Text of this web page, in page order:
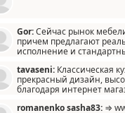
Gor:Сейчас рынок
причем предлагают
исполнение и
мало походит на
и что главное -
ненужных наворотов
tavaseni: Классическая
прекрасный дизайн,
благодаря интернет
romanenko sasha83: ⇒